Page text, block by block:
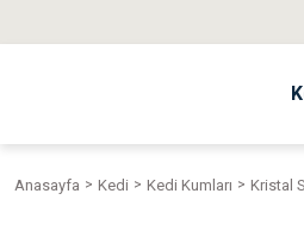
Anasayfa Kedi Kedi Kumları Kristal